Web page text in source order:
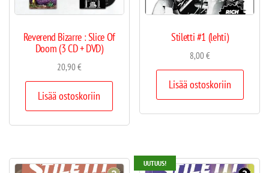
Reverend Bizarre : Slice Of
Doom (3 CD + DVD)
20,90€
Lisää ostoskoriin
Stiletti #1 (lehti)
8,00€
Lisää ostoskoriin
UUTUUS!